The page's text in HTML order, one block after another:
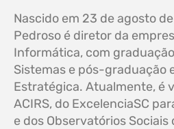
Nascido em 23 de agosto
Pedroso é diretor da
Informática, com
Sistemas e pós-graduação
Estratégica. Atualmente, é
ACIRS, do ExcelenciaSC
e dos Observatórios Sociais